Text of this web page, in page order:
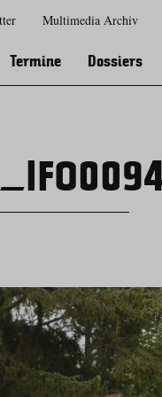
Termine Dossiers
Multimedia Archiv